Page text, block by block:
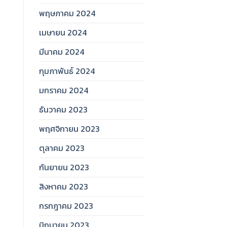
พฤษภาคม 2024
เมษายน 2024
มีนาคม 2024
กุมภาพันธ์ 2024
มกราคม 2024
ธันวาคม 2023
พฤศจิกายน 2023
ตุลาคม 2023
กันยายน 2023
สิงหาคม 2023
กรกฎาคม 2023